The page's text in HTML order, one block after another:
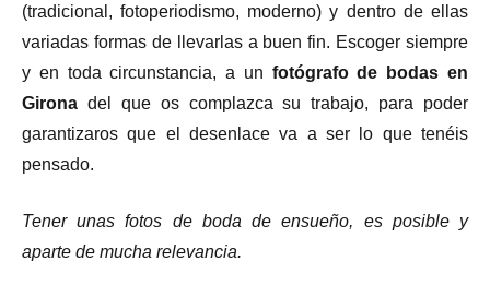
(tradicional, fotoperiodismo, moderno) y dentro de ellas
variadas formas de llevarlas a buen fin. Escoger siempre
y en toda circunstancia, a un fotógrafo de bodas en
Girona del que os complazca su trabajo, para poder
garantizaros que el desenlace va a ser lo que tenéis
pensado.
Tener unas fotos de boda de ensueño, es posible y
aparte de mucha relevancia.